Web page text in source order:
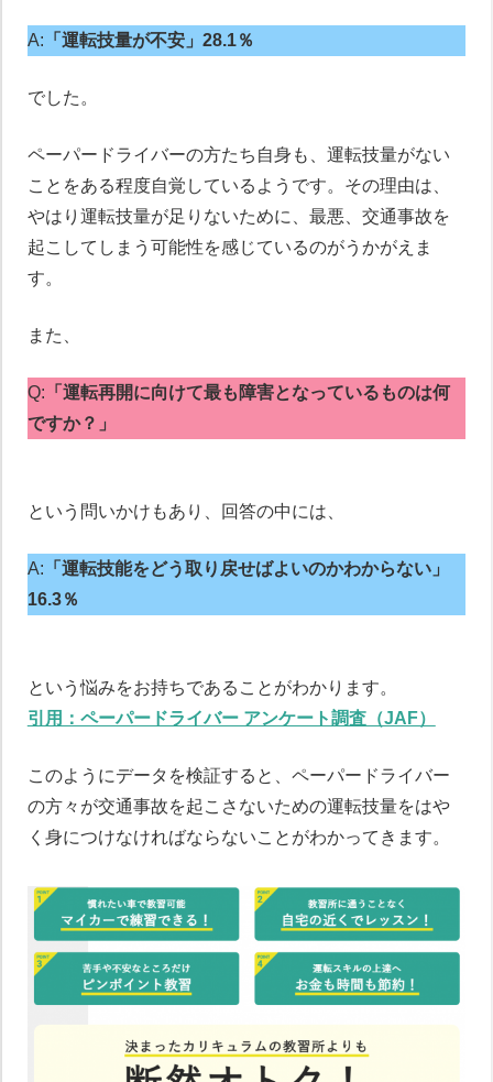
A: 「運転技量が不安」28.1％
でした。
ペーパードライバーの方たち自身も、運転技量がない
ことをある程度自覚しているようです。その理由は、
やはり運転技量が足りないために、最悪、交通事故を
起こしてしまう可能性を感じているのがうかがえま
す。
また、
Q: 「運転再開に向けて最も障害となっているものは何
ですか？」
という問いかけもあり、回答の中には、
A: 「運転技能をどう取り戻せばよいのかわからない」
16.3％
という悩みをお持ちであることがわかります。
引用：ペーパードライバー アンケート調査（JAF）
このようにデータを検証すると、ペーパードライバー
の方々が交通事故を起こさないための運転技量をはや
く身につけなければならないことがわかってきます。